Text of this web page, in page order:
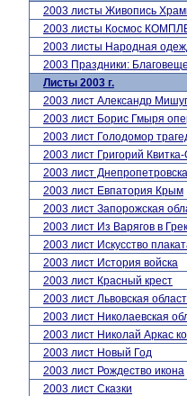
2003 листы Живопись
2003 листы Космос
2003 листы Народная
2003 Праздники:
Листы 2003 г.
2003 лист Александр
2003 лист Борис Гмыря
2003 лист Голодомор
2003 лист Григорий
2003 лист
2003 лист Евпатория Крым
2003 лист Запорожская
2003 лист Из Варягов в
2003 лист Искусство
2003 лист История войска
2003 лист Красный крест
2003 лист Львовская
2003 лист Николаевская
2003 лист Николай Аркас
2003 лист Новый Год
2003 лист Рождество икона
2003 лист Сказки